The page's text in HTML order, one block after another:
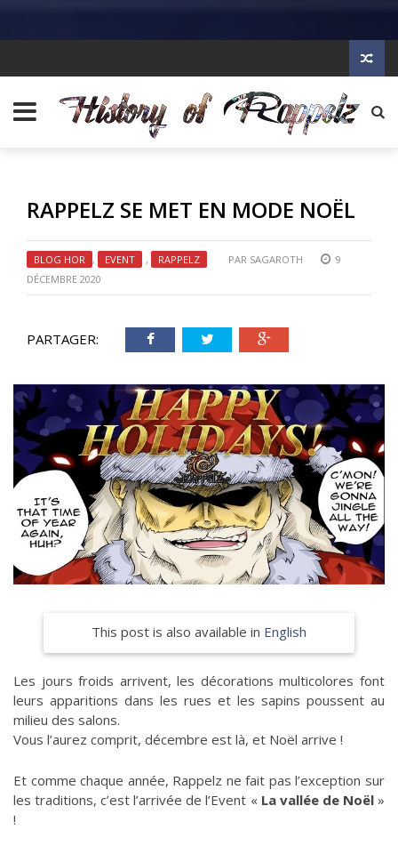
RAPPELZ SE MET EN MODE NOËL
BLOG HOR , EVENT , RAPPELZ PAR SAGAROTH
9
DÉCEMBRE 2020
PARTAGER:
This post is also available in English
Les jours froids arrivent, les décorations multicolores font
leurs apparitions dans les rues et les sapins poussent au
milieu des salons.
Vous l’aurez comprit, décembre est là, et Noël arrive !
Et comme chaque année, Rappelz ne fait pas l’exception sur
les traditions, c’est l’arrivée de l’Event « La vallée de Noël»
!